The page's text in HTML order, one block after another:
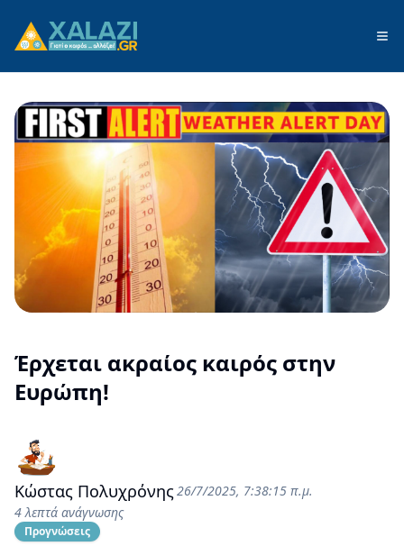
Έρχεται ακραίος καιρός στην
Ευρώπη!
Κώστας Πολυχρόνης 26/7/2025, 7:38:15 π.μ.
4 λεπτά ανάγνωσης
Προγνώσεις